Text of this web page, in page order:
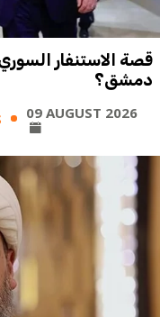
قصة الاستنفار
دمشق؟
09 AUGUST 2026